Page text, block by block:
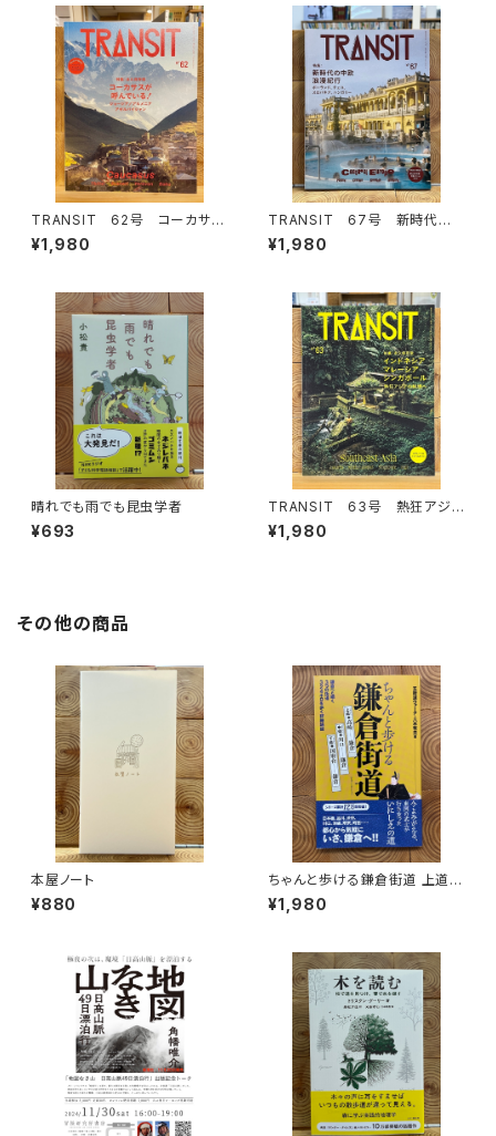
TRANSIT 62号 コーカサス
が呼んでいる！
¥1,980
TRANSIT 67号 新時代の
中欧浪漫紀行 ポーランド、チェ
コ、スロバキア、ハンガリー
¥1,980
晴れでも雨でも昆虫学者
¥693
TRANSIT 63号 熱狂アジア
の秘境へ
¥1,980
その他の商品
本屋ノート
¥880
ちゃんと歩ける鎌倉街道 上道・
中道・下道
¥1,980